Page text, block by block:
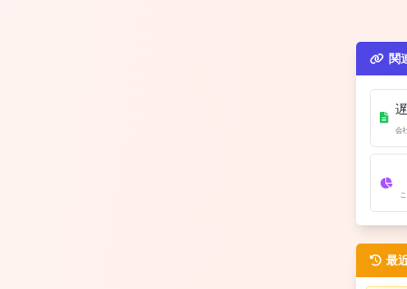
関
会
最